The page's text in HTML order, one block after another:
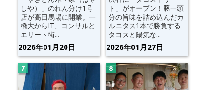
しや）」のれん分け1号
店が高田馬場に開業。一
橋大からIT、コンサルと
エリート街...
2026年01月20日
ト」がオープン！豚一頭
分の旨味を詰め込んだカ
ルニタス1本で勝負する
タコスと陽気な...
2026年01月27日